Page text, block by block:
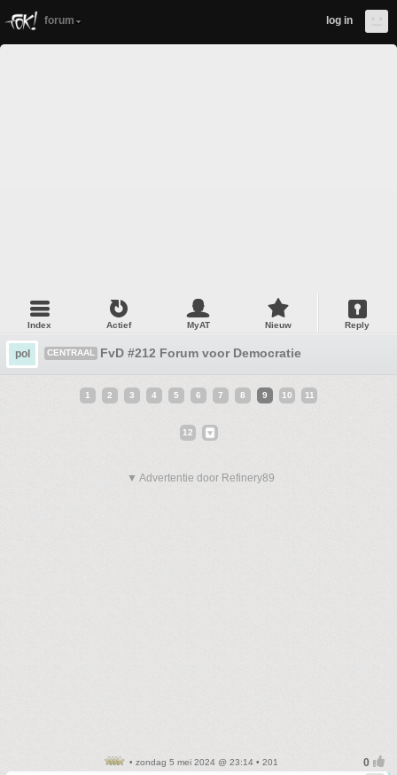
forum log in
Index Actief MyAT Nieuw Reply
pol CENTRAAL FvD #212 Forum voor Democratie
1 2 3 4 5 6 7 8 9 10 11
12
▼ Advertentie door Refinery89
• zondag 5 mei 2024 @ 23:14 • 201